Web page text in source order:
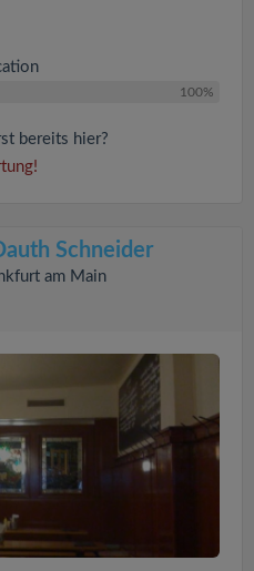
100%
bereits hier?
Schneider
am Main